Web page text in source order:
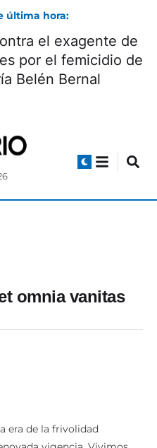
última hora:
el exagente de
por el femicidio de
Belén Bernal
omnia vanitas
era de la frivolidad